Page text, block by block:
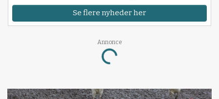
Se flere nyheder her
Annonce
Loading...